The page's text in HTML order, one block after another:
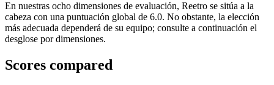
En nuestras ocho dimensiones de evaluación, Reetro se sitúa a la
cabeza con una puntuación global de 6.0. No obstante, la elección
más adecuada dependerá de su equipo; consulte a continuación el
desglose por dimensiones.
Scores compared